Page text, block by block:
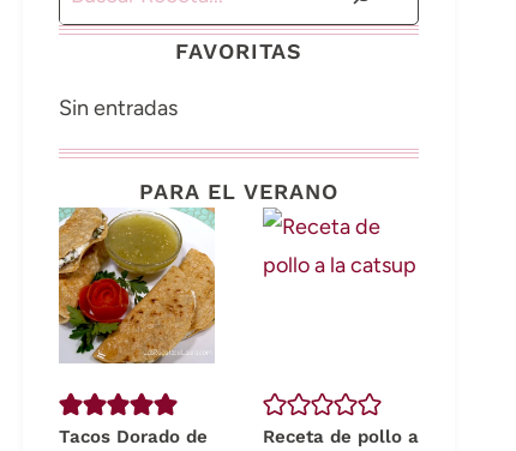
FAVORITAS
Sin entradas
PARA EL VERANO
Tacos Dorado de
Receta de pollo a